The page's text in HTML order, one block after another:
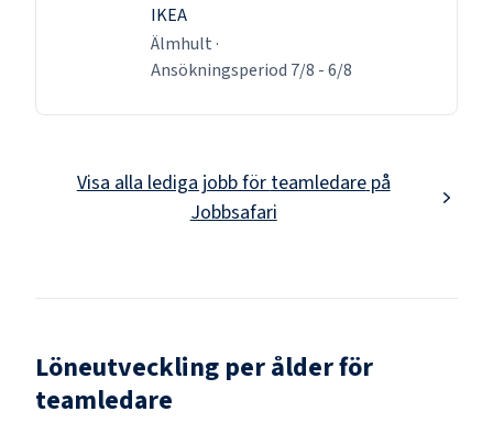
IKEA
Älmhult ·
Ansökningsperiod 7/8 -6/8
Visa alla lediga jobb för teamledarepå
Jobbsafari
Löneutveckling per ålder för
teamledare